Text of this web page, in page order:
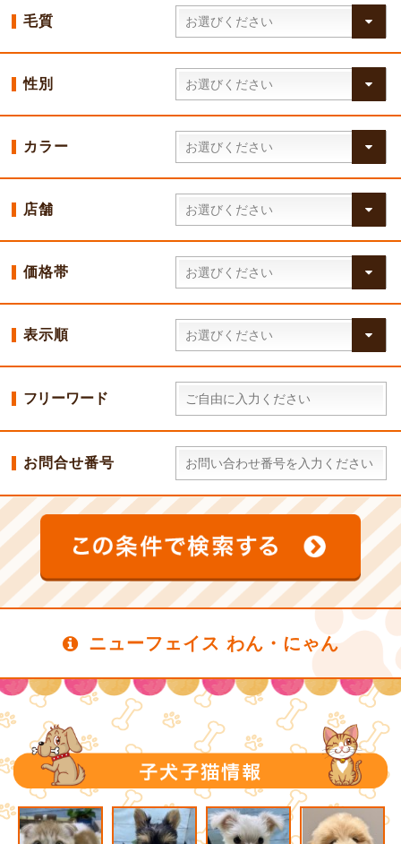
毛質
性別
カラー
店舗
価格帯
表示順
フリーワード
お問合せ番号
ニューフェイス わん・にゃん